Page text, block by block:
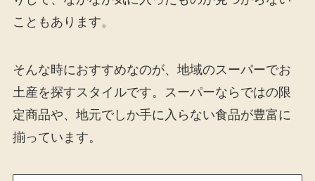
こともあります。
そんな時におすすめなのが、地域のスーパーでお
土産を探すスタイルです。スーパーならではの限
定商品や、地元でしか手に入らない食品が豊富に
揃っています。